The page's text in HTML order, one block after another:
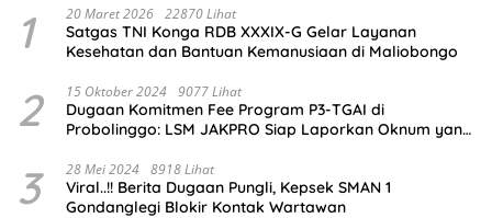
1 20 Maret 2026 22870 Lihat
Satgas TNI Konga RDB XXXIX-G Gelar Layanan
Kesehatan dan Bantuan Kemanusiaan di Maliobongo
2 15 Oktober 2024 9077 Lihat
Dugaan Komitmen Fee Program P3-TGAI di
Probolinggo: LSM JAKPRO Siap Laporkan Oknum yang
3 28 Mei 2024 8918 Lihat
Viral..!! Berita Dugaan Pungli, Kepsek SMAN 1
Gondanglegi Blokir Kontak Wartawan